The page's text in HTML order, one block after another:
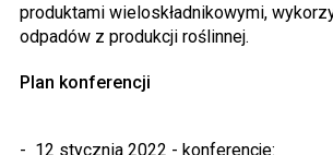
produktami wieloskładnikowymi,
odpadów z produkcji roślinnej.
Plan konferencji
- 12 stycznia 2022 - konferencje: